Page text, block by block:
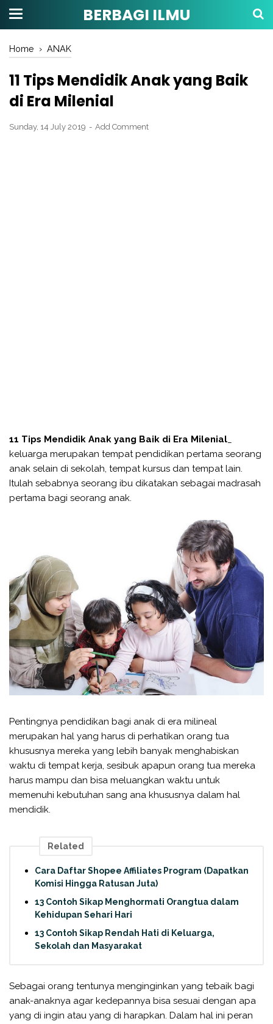
BERBAGI ILMU
Home › ANAK
11 Tips Mendidik Anak yang Baik
di Era Milenial
Sunday, 14 July 2019 Add Comment
11 Tips Mendidik Anak yang Baik di Era Milenial
keluarga merupakan tempat pendidikan pertama seorang
anak selain di sekolah, tempat kursus dan tempat lain.
Itulah sebabnya seorang ibu dikatakan sebagai madrasah
pertama bagi seorang anak.
Pentingnya pendidikan bagi anak di era milineal
merupakan hal yang harus di perhatikan orang tua
khususnya mereka yang lebih banyak menghabiskan
waktu di tempat kerja, sesibuk apapun orang tua mereka
harus mampu dan bisa meluangkan waktu untuk
memenuhi kebutuhan sang ana khususnya dalam hal
mendidik.
Related
Cara Daftar Shopee Affiliates Program (Dapatkan
Komisi Hingga Ratusan Juta)
13 Contoh Sikap Menghormati Orangtua dalam
Kehidupan Sehari Hari
13 Contoh Sikap Rendah Hati di Keluarga,
Sekolah dan Masyarakat
Sebagai orang tentunya menginginkan yang tebaik bagi
anak-anaknya agar kedepannya bisa sesuai dengan apa
yang di ingin atau yang di harapkan. Dalam hal ini peran